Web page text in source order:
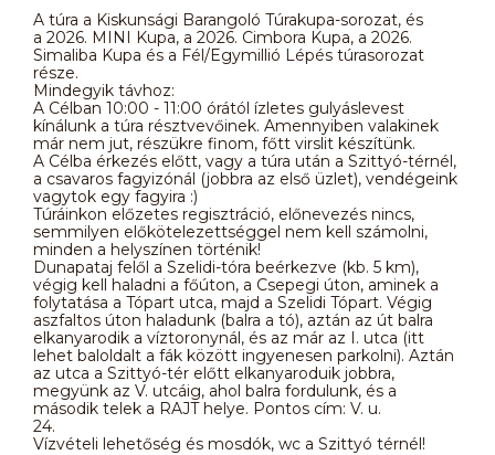
A túra a Kiskunsági Barangoló Túrakupa-sorozat, és
a 2026. MINI Kupa, a 2026. Cimbora Kupa, a 2026.
Simaliba Kupa és a Fél/Egymillió Lépés túrasorozat
része.
Mindegyik távhoz:
A Célban 10:00 - 11:00 órától ízletes gulyáslevest
kínálunk a túra résztvevőinek. Amennyiben valakinek
már nem jut, részükre finom, főtt virslit készítünk.
A Célba érkezés előtt, vagy a túra után a Szittyó-térnél,
a csavaros fagyizónál (jobbra az első üzlet), vendégeink
vagytok egy fagyira :)
Túráinkon előzetes regisztráció, előnevezés nincs,
semmilyen előkötelezettséggel nem kell számolni,
minden a helyszínen történik!
Dunapataj felől a Szelidi-tóra beérkezve (kb. 5 km),
végig kell haladni a főúton, a Csepegi úton, aminek a
folytatása a Tópart utca, majd a Szelidi Tópart. Végig
aszfaltos úton haladunk (balra a tó), aztán az út balra
elkanyarodik a víztoronynál, és az már az I. utca (itt
lehet baloldalt a fák között ingyenesen parkolni). Aztán
az utca a Szittyó-tér előtt elkanyaroduik jobbra,
megyünk az V. utcáig, ahol balra fordulunk, és a
második telek a RAJT helye. Pontos cím: V. u.
24.
Vízvételi lehetőség és mosdók, wc a Szittyó térnél!